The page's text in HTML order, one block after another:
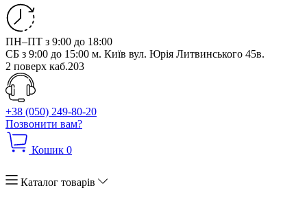
ПН–ПТ з 9:00 до 18:00
СБ з 9:00 до 15:00 м. Київ вул. Юрія Литвинського 45в.
2 поверх каб.203
+38 (050) 249-80-20
Позвонити вам?
Кошик 0
Каталог товарів